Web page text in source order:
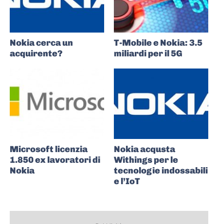
Nokia cerca un
acquirente?
T-Mobile e Nokia: 3.5
miliardi per il 5G
Microsoft licenzia
1.850 ex lavoratori di
Nokia
Nokia acqusta
Withings per le
tecnologie indossabili
e l’IoT